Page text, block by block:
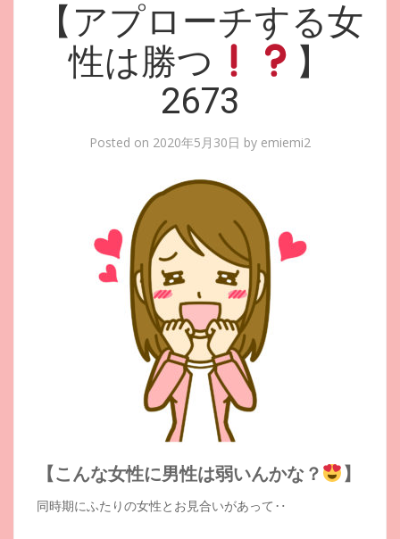
【アプローチする女
性は勝つ
】
2673
Posted on 2020年5月30日 by emiemi2
【こんな女性に男性は弱いんかな？ 】
同時期にふたりの女性とお見合いがあって‥